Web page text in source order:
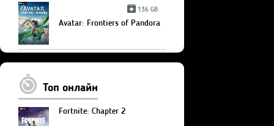
136 GB
Avatar: Frontiers of Pandora
Топ онлайн
Fortnite: Chapter 2